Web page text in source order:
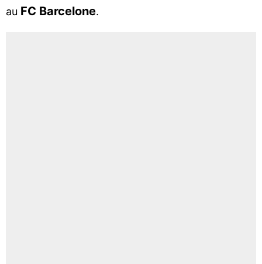
au FC Barcelone.